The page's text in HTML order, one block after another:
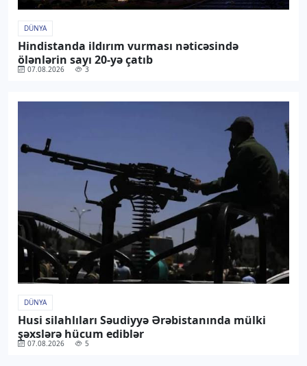
DÜNYA
Hindistanda ildırım vurması nəticəsində
ölənlərin sayı 20-yə çatıb
07.08.2026 3
DÜNYA
Husi silahlıları Səudiyyə Ərəbistanında mülki
şəxslərə hücum ediblər
07.08.2026 5